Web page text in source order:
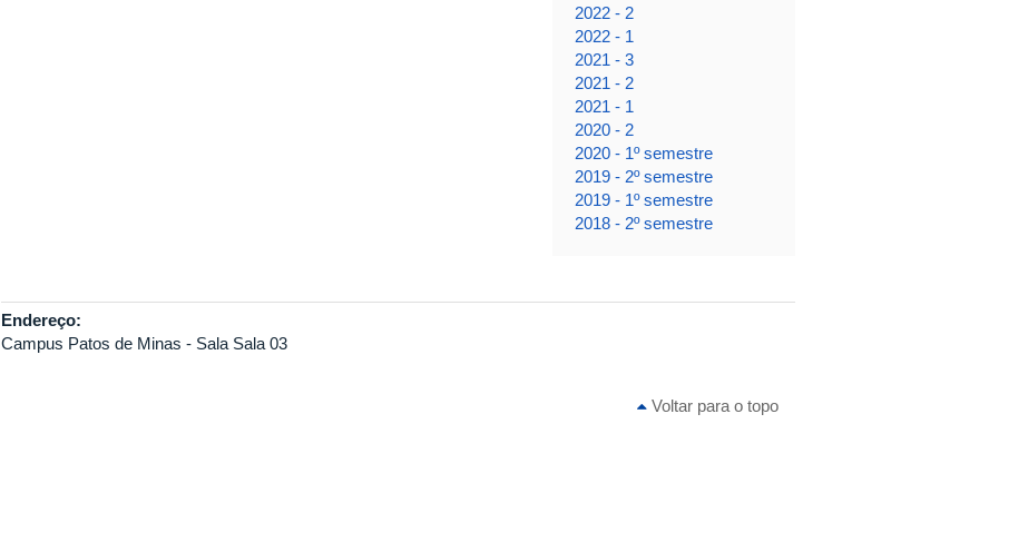
2022 - 2
2022 - 1
2021 - 3
2021 - 2
2021 - 1
2020 - 2
2020 - 1º semestre
2019 - 2º semestre
2019 - 1º semestre
2018 - 2º semestre
Endereço:
Campus Patos de Minas - Sala Sala 03
Voltar para o topo